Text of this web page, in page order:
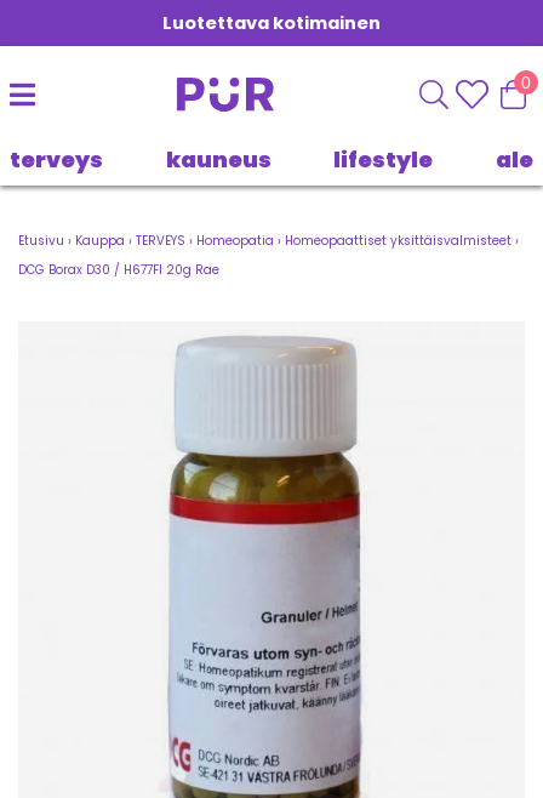
Luotettava kotimainen
0
terveys kauneus lifestyle ale
Etusivu › Kauppa › TERVEYS › Homeopatia › Homeopaattiset yksittäisvalmisteet ›
DCG Borax D30 / H677FI 20g Rae